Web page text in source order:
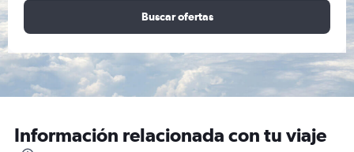
Buscar ofertas
Información relacionada con tu viaje